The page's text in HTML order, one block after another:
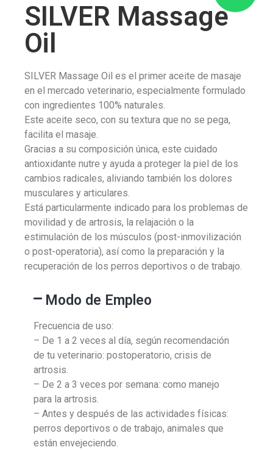
SILVER Massage
Oil
SILVER Massage Oil es el primer aceite de masaje
en el mercado veterinario, especialmente formulado
con ingredientes 100% naturales.
Este aceite seco, con su textura que no se pega,
facilita el masaje.
Gracias a su composición única, este cuidado
antioxidante nutre y ayuda a proteger la piel de los
cambios radicales, aliviando también los dolores
musculares y articulares.
Está particularmente indicado para los problemas de
movilidad y de artrosis, la relajación o la
estimulación de los músculos (post-inmovilización
o post-operatoria), así como la preparación y la
recuperación de los perros deportivos o de trabajo.
Modo de Empleo
Frecuencia de uso:
– De 1 a 2 veces al día, según recomendación
de tu veterinario: postoperatorio, crisis de
artrosis.
– De 2 a 3 veces por semana: como manejo
para la artrosis.
– Antes y después de las actividades físicas:
perros deportivos o de trabajo, animales que
están envejeciendo.